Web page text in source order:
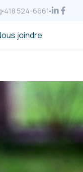
418 524-6661
joindre